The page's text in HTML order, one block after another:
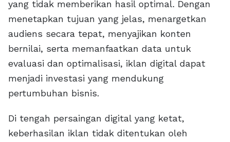
yang tidak memberikan hasil optimal. Dengan
menetapkan tujuan yang jelas, menargetkan
audiens secara tepat, menyajikan konten
bernilai, serta memanfaatkan data untuk
evaluasi dan optimalisasi, iklan digital dapat
menjadi investasi yang mendukung
pertumbuhan bisnis.
Di tengah persaingan digital yang ketat,
keberhasilan iklan tidak ditentukan oleh